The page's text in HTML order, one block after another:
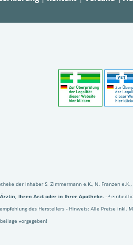
der Inhaber S. Zimmermann e.K., N. Franzen
Ihren Arzt oder in Ihrer Apotheke. - ²
des Herstellers - Hinweis: Alle Preise
vorgegeben!